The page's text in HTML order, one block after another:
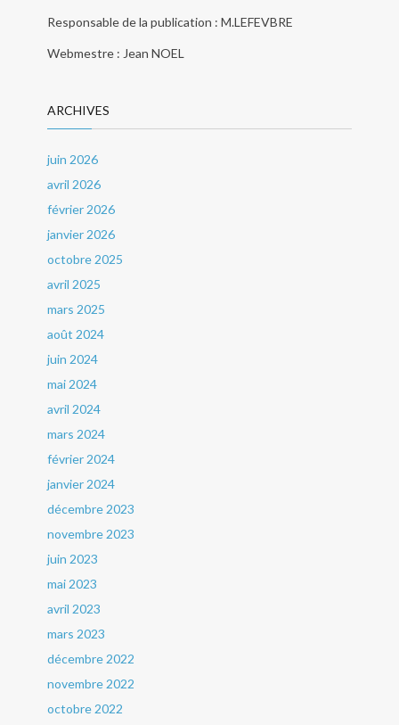
Responsable de la publication : M.LEFEVBRE
Webmestre : Jean NOEL
ARCHIVES
juin 2026
avril 2026
février 2026
janvier 2026
octobre 2025
avril 2025
mars 2025
août 2024
juin 2024
mai 2024
avril 2024
mars 2024
février 2024
janvier 2024
décembre 2023
novembre 2023
juin 2023
mai 2023
avril 2023
mars 2023
décembre 2022
novembre 2022
octobre 2022